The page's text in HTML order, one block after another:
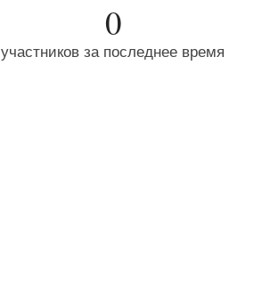
0
участников за последнее время